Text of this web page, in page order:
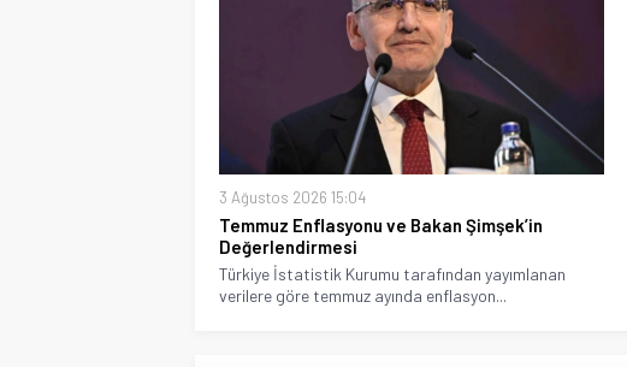
3 Ağustos 2026 15:04
Temmuz Enflasyonu ve Bakan Şimşek’in
Değerlendirmesi
Türkiye İstatistik Kurumu tarafından yayımlanan
verilere göre temmuz ayında enflasyon...